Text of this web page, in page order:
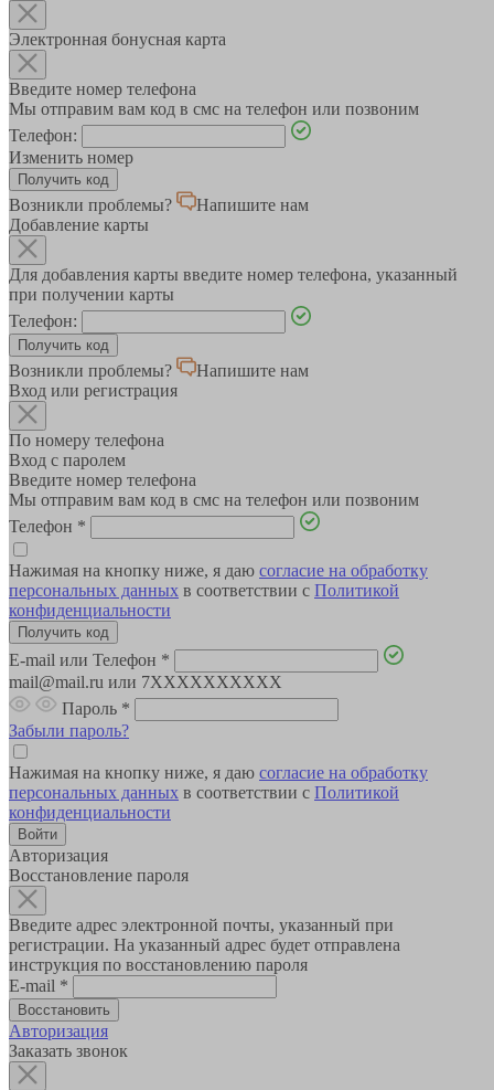
Электронная бонусная карта
Введите номер телефона
Мы отправим вам код в смс на телефон или позвоним
Телефон:
Изменить номер
Возникли проблемы?
Напишите нам
Добавление карты
Для добавления карты введите номер телефона, указанный
при получении карты
Телефон:
Возникли проблемы?
Напишите нам
Вход или регистрация
По номеру телефона
Вход с паролем
Введите номер телефона
Мы отправим вам код в смс на телефон или позвоним
Телефон *
Нажимая на кнопку ниже, я даю согласие на обработку
персональных данных в соответствии с Политикой
конфиденциальности
E-mail или Телефон *
mail@mail.ru или 7XXXXXXXXXX
Пароль *
Забыли пароль?
Нажимая на кнопку ниже, я даю согласие на обработку
персональных данных в соответствии с Политикой
конфиденциальности
Авторизация
Восстановление пароля
Введите адрес электронной почты, указанный при
регистрации. На указанный адрес будет отправлена
инструкция по восстановлению пароля
E-mail *
Авторизация
Заказать звонок